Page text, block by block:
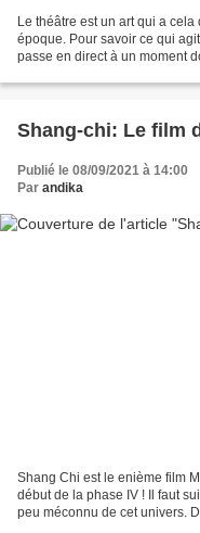
Le théâtre est un art qui a
époque. Pour savoir ce qui
passe en direct à un moment
Shang-chi: Le film
Publié le 08/09/2021 à 14:00
Par andika
Shang Chi est le enième film
début de la phase IV ! Il faut
peu méconnu de cet univers.